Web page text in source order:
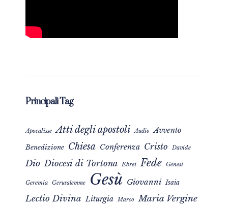
Principali Tag
Apocalisse Atti degli apostoli Audio Avvento
Benedizione Chiesa Conferenza Cristo Davide
Dio Diocesi di Tortona Ebrei Fede Genesi
Geremia Gerusalemme Gesù Giovanni Isaia
Lectio Divina Liturgia Marco Maria Vergine